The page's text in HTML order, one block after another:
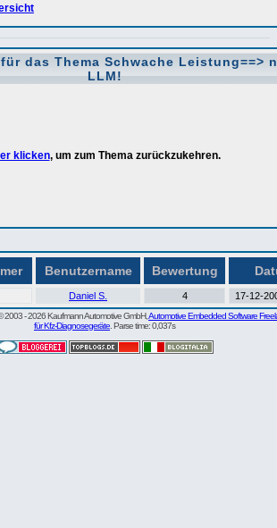
das Thema Schwache Leistung==>
LLM!
klicken, um zum Thema zurückzukehren.
Benutzername Bewertung
Daniel S. 4 17-12-
2003 - 2026 Kaufmann Automotive GmbH,Automotive Embedded Software
für Kfz-Diagnosegeräte. Parse time: 0,037s